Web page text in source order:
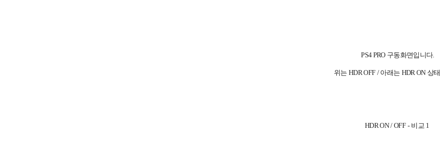
PS4 PRO 구동화면입니다.
위는 HDR OFF / 아래는 HDR ON 상
HDR ON / OFF - 비교 1